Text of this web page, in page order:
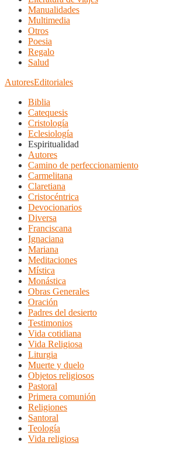
Manualidades
Multimedia
Otros
Poesia
Regalo
Salud
AutoresEditoriales
Biblia
Catequesis
Cristología
Eclesiología
Espiritualidad
Autores
Camino de perfeccionamiento
Carmelitana
Claretiana
Cristocéntrica
Devocionarios
Diversa
Franciscana
Ignaciana
Mariana
Meditaciones
Mística
Monástica
Obras Generales
Oración
Padres del desierto
Testimonios
Vida cotidiana
Vida Religiosa
Liturgia
Muerte y duelo
Objetos religiosos
Pastoral
Primera comunión
Religiones
Santoral
Teología
Vida religiosa